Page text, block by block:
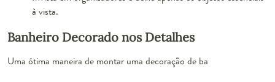
à vista.
Banheiro Decorado nos Detalhes
Uma ótima maneira de montar uma decoração de ba